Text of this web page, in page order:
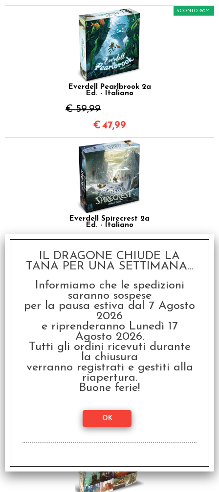
Everdell Pearlbrook 2a
Ed. - Italiano
€ 59,99
SCONTO 20%
€47,99
Everdell Spirecrest 2a
Ed. - Italiano
€59,99
Everdell Mistwood -
Italiano
€ 59,99
SCONTO 20%
€47,99
È Accessorio di
IL DRAGONE CHIUDE LA
TANA PER UNA SETTIMANA...
Informiamo che le spedizioni
saranno sospese
per la pausa estiva dal 7 Agosto
2026
e riprenderanno Lunedì 17
Agosto 2026.
Tutti gli ordini ricevuti durante
la chiusura
verranno registrati e gestiti alla
riapertura.
Buone ferie!